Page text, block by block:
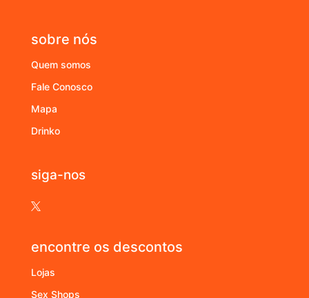
sobre nós
Quem somos
Fale Conosco
Mapa
Drinko
siga-nos

encontre os descontos
Lojas
Sex Shops